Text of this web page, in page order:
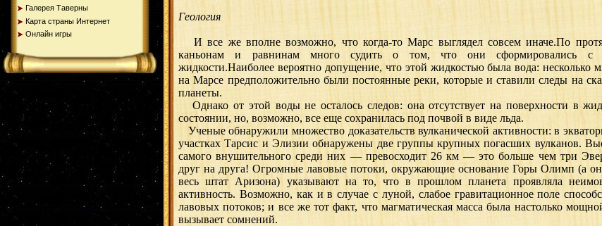
Галерея Таверны
Карта страны Интернет
Онлайн игры
Геология
И все же вполне возможно, что когда-то Марс выглядел совсем иначе.По
каньонам и равнинам много судить о том, что они сформировались с
жидкости.Наиболее вероятно допущение, что этой жидкостью была вода: несколько
на Марсе предположительно были постоянные реки, которые и ставили следы на
планеты.
Однако от этой воды не осталось следов: она отсутствует на поверхности в
состоянии, но, возможно, все еще сохранилась под почвой в виде льда.
Ученые обнаружили множество доказательств вулканической активности: в
участках Тарсис и Элизии обнаружены две группы крупных погасших вулканов.
самого внушительного среди них — превосходит 26 км — это больше чем три
друг на друга! Огромные лавовые потоки, окружающие основание Горы Олимп (а
весь штат Аризона) указывают на то, что в прошлом планета проявляла
активность. Возможно, как и в случае с луной, слабое гравитационное поле
лавовых потоков; и все же тот факт, что магматическая масса была настолько
вызывает сомнений.